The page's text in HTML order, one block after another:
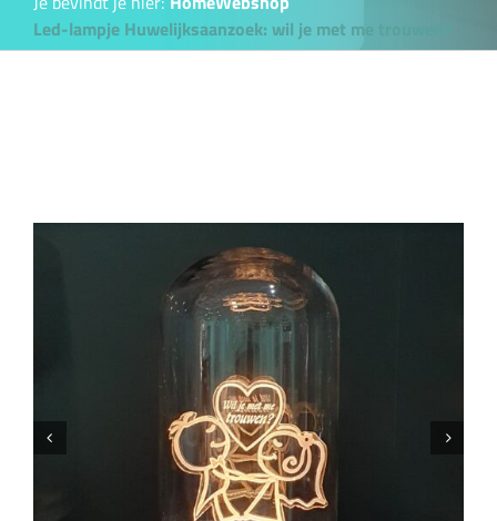
Led-lampje Huwelijksaanzoek: wil je met me trouwen?